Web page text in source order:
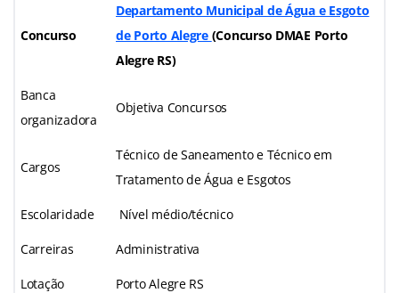
Concurso
Departamento Municipal de Água e Esgoto
de Porto Alegre (Concurso DMAE Porto
Alegre RS)
Banca
organizadora
Objetiva Concursos
Cargos
Técnico de Saneamento e Técnico em
Tratamento de Água e Esgotos
Escolaridade Nível médio/técnico
Carreiras Administrativa
Lotação Porto Alegre RS